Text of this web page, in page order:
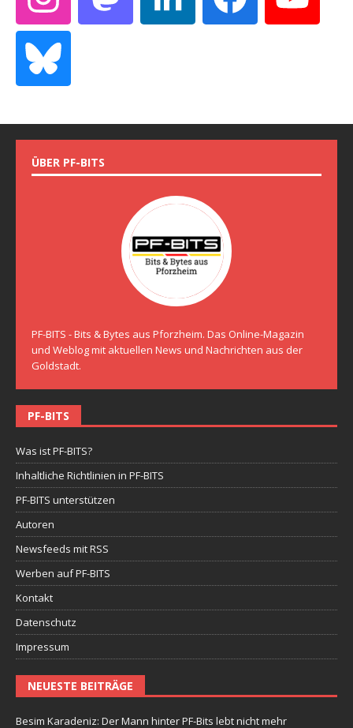
ÜBER PF-BITS
PF-BITS - Bits & Bytes aus Pforzheim. Das Online-Magazin
und Weblog mit aktuellen News und Nachrichten aus der
Goldstadt.
PF-BITS
Was ist PF-BITS?
Inhaltliche Richtlinien in PF-BITS
PF-BITS unterstützen
Autoren
Newsfeeds mit RSS
Werben auf PF-BITS
Kontakt
Datenschutz
Impressum
NEUESTE BEITRÄGE
Besim Karadeniz: Der Mann hinter PF-Bits lebt nicht mehr